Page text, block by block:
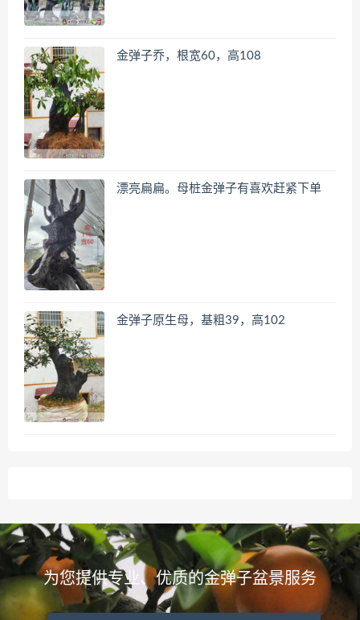
金弹子乔，根宽60，高108
漂亮扁扁。母桩金弹子有喜欢赶紧下单
金弹子原生母，基粗39，高102
为您提供专业、优质的金弹子盆景服务